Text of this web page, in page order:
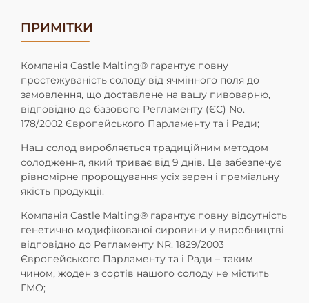
ПРИМІТКИ
Компанія Castle Malting® гарантує повну
простежуваність солоду від ячмінного поля до
замовлення, що доставлене на вашу пивоварню,
відповідно до базового Регламенту (ЄС) No.
178/2002 Європейського Парламенту та і Ради;
Наш солод виробляється традиційним методом
солодження, який триває від 9 днів. Це забезпечує
рівномірне пророщування усіх зерен і преміальну
якість продукції.
Компанія Castle Malting® гарантує повну відсутність
генетично модифікованої сировини у виробництві
відповідно до Регламенту NR. 1829/2003
Європейського Парламенту та і Ради – таким
чином, жоден з сортів нашого солоду не містить
ГМО;